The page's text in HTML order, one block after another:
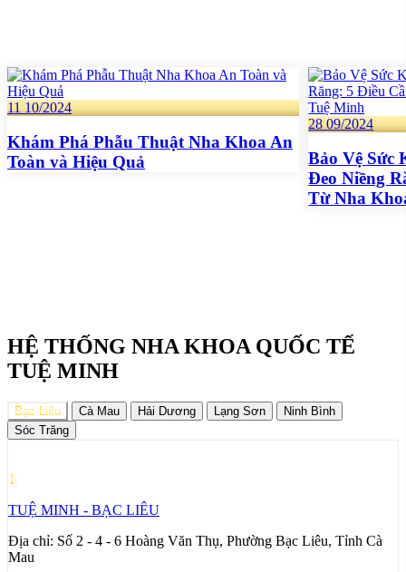
11 10/2024
Khám Phá Phẫu Thuật Nha Khoa An
Toàn và Hiệu Quả
28 09/2024
Bảo Vệ Sức
Đeo Niềng
Từ Nha
HỆ THỐNG NHA KHOA QUỐC TẾ
TUỆ MINH
Bạc Liêu Cà Mau Hải Dương Lạng Sơn
Ninh Bình
Sóc Trăng
1
TUỆ MINH - BẠC LIÊU
Địa chỉ: Số 2 - 4 - 6 Hoàng Văn Thụ, Phường Bạc Liêu, Tỉnh Cà
Mau